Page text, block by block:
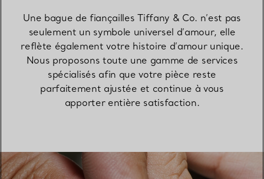
Une bague de fiançailles Tiffany & Co. n’est pas
seulement un symbole universel d’amour, elle
reflète également votre histoire d’amour unique.
Nous proposons toute une gamme de services
spécialisés afin que votre pièce reste
parfaitement ajustée et continue à vous
apporter entière satisfaction.